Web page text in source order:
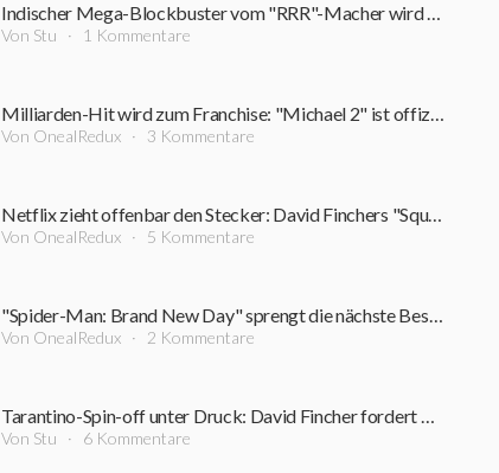
Indischer Mega-Blockbuster vom "RRR"-Macher wird komplett für IMAX gedreht
Von Stu 1 Kommentare
Milliarden-Hit wird zum Franchise: "Michael 2" ist offiziell in Arbeit – erster Zeitplan steht
Von OnealRedux 3 Kommentare
Netflix zieht offenbar den Stecker: David Finchers "Squid Game"-Projekt steht vor dem Aus
Von OnealRedux 5 Kommentare
"Spider-Man: Brand New Day" sprengt die nächste Bestmarke: Diesen Kino-Rekord schaffte zuvor kein Film
Von OnealRedux 2 Kommentare
Tarantino-Spin-off unter Druck: David Fincher fordert Nachdrehs für 200-Millionen-Dollar-Film
Von Stu 6 Kommentare